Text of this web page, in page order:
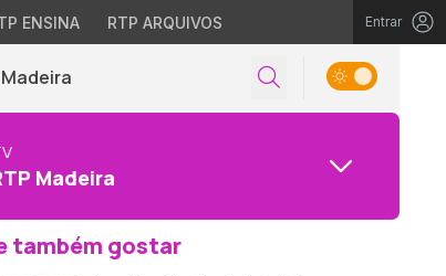
ENSINA RTP ARQUIVOS Entrar
Madeira
Madeira
também gostar